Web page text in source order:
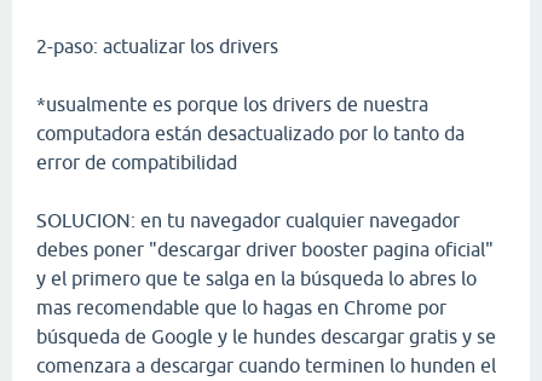
2-paso: actualizar los drivers
*usualmente es porque los drivers de nuestra
computadora están desactualizado por lo tanto da
error de compatibilidad
SOLUCION: en tu navegador cualquier navegador
debes poner "descargar driver booster pagina oficial"
y el primero que te salga en la búsqueda lo abres lo
mas recomendable que lo hagas en Chrome por
búsqueda de Google y le hundes descargar gratis y se
comenzara a descargar cuando terminen lo hunden el